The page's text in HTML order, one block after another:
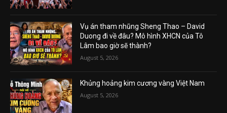
Vụ án tham nhũng Sheng Thao – David
Duong đi về đâu? Mô hình XHCN của Tô
Lâm bao giờ sẽ thành?
August 5, 2026
Khủng hoảng kim cương vàng Việt Nam
August 5, 2026